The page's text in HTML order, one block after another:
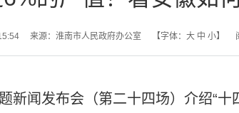
来源：淮南市人民政府办公室 【字体： 大 中 小】
新闻发布会（第二十四场）介绍“